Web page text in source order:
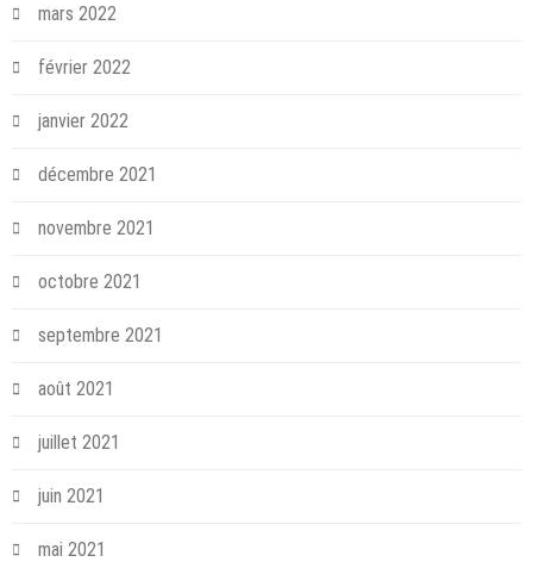
mars 2022
février 2022
janvier 2022
décembre 2021
novembre 2021
octobre 2021
septembre 2021
août 2021
juillet 2021
juin 2021
mai 2021